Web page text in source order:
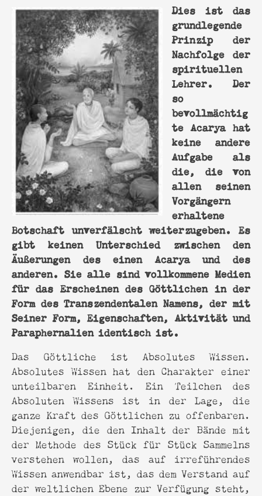
Dies ist das
grundlegende
Prinzip der
Nachfolge der
spirituellen
Lehrer. Der
so
bevollmächtig
te Acarya hat
keine andere
Aufgabe als
die, die von
allen seinen
Vorgängern
erhaltene
Botschaft unverfälscht weiterzugeben. Es
gibt keinen Unterschied zwischen den
Äußerungen des einen Acarya und des
anderen. Sie alle sind vollkommene Medien
für das Erscheinen des Göttlichen in der
Form des Transzendentalen Namens, der mit
Seiner Form, Eigenschaften, Aktivität und
Paraphernalien identisch ist.
Das Göttliche ist Absolutes Wissen.
Absolutes Wissen hat den Charakter einer
unteilbaren Einheit. Ein Teilchen des
Absoluten Wissens ist in der Lage, die
ganze Kraft des Göttlichen zu offenbaren.
Diejenigen, die den Inhalt der Bände mit
der Methode des Stück für Stück Sammelns
verstehen wollen, das auf irreführendes
Wissen anwendbar ist, das dem Verstand auf
der weltlichen Ebene zur Verfügung steht,